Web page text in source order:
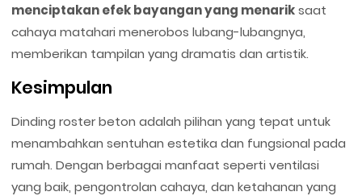
menciptakan efek bayangan yang menariksaat
cahaya matahari menerobos lubang-lubangnya,
memberikan tampilan yang dramatis dan artistik.
Kesimpulan
Dinding roster beton adalah pilihan yang tepat untuk
menambahkan sentuhan estetika dan fungsional pada
rumah. Dengan berbagai manfaat seperti ventilasi
yang baik, pengontrolan cahaya, dan ketahanan yang